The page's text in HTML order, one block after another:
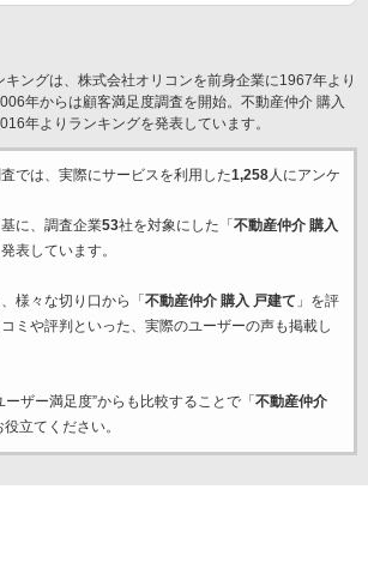
キングは、株式会社オリコンを前身企業に1967年より
年からは顧客満足度調査を開始。不動産仲介 購入
年よりランキングを発表しています。
では、実際にサービスを利用した1,258人にアンケ
に、調査企業53社を対象にした「 不動産仲介 購入
表しています。
様々な切り口から「 不動産仲介 購入 戸建て 」を評
ミや評判といった、実際のユーザーの声も掲載し
ザー満足度”からも比較することで「 不動産仲介
役立てください。